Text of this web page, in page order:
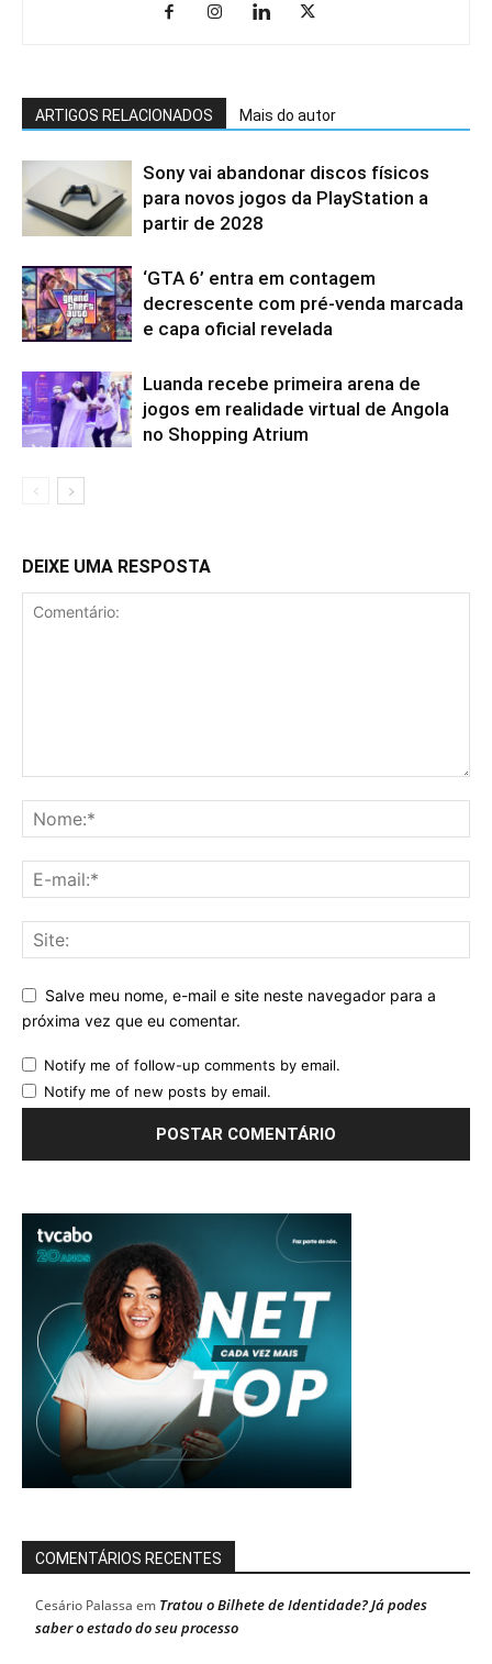
ARTIGOS RELACIONADOS Mais do autor
Sony vai abandonar discos físicos
para novos jogos da PlayStation a
partir de 2028
‘GTA 6’ entra em contagem
decrescente com pré-venda marcada
e capa oficial revelada
Luanda recebe primeira arena de
jogos em realidade virtual de Angola
no Shopping Atrium
DEIXE UMA RESPOSTA
Salve meu nome, e-mail e site neste navegador para a
próxima vez que eu comentar.
Notify me of follow-up comments by email.
Notify me of new posts by email.
COMENTÁRIOS RECENTES
Cesário Palassa em Tratou o Bilhete de Identidade? Já podes
saber o estado do seu processo